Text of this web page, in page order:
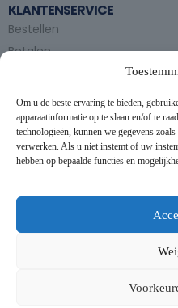
Om u de beste ervaring te bieden,
apparaatinformatie op te slaan en/of te
technologieën, kunnen we gegevens
verwerken. Als u niet instemt of uw
hebben op bepaalde functies en
KLANTENSERVICE
Bestellen
Betalen
Partytent huren
Handleiding partytenten
VOORWAARDEN
Algemene voorwaarden
Privacybeleid
Contact
Schrijf je in op onze
This website uses cookies to
this website you agree